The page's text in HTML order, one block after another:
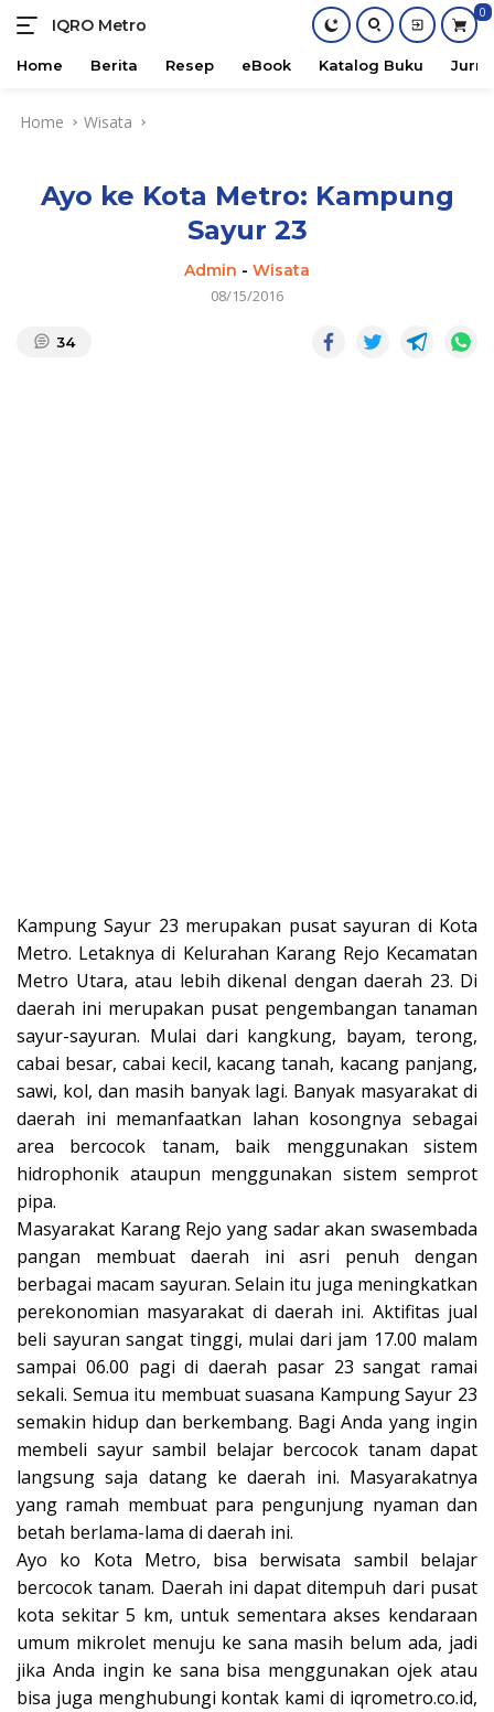
IQRO Metro
Lets
Bright
0
Home Berita Resep eBook Katalog Buku
Home Wisata
Ayo ke Kota Metro: Kampung
Sayur 23
Admin - Wisata
08/15/2016
34
Kampung Sayur 23 merupakan pusat sayuran di Kota
Metro. Letaknya di Kelurahan Karang Rejo Kecamatan
Metro Utara, atau lebih dikenal dengan daerah 23. Di
daerah ini merupakan pusat pengembangan tanaman
sayur-sayuran. Mulai dari kangkung, bayam, terong,
cabai besar, cabai kecil, kacang tanah, kacang panjang,
sawi, kol, dan masih banyak lagi. Banyak masyarakat di
daerah ini memanfaatkan lahan kosongnya sebagai
area bercocok tanam, baik menggunakan sistem
hidrophonik ataupun menggunakan sistem semprot
pipa.
Masyarakat Karang Rejo yang sadar akan swasembada
pangan membuat daerah ini asri penuh dengan
berbagai macam sayuran. Selain itu juga meningkatkan
perekonomian masyarakat di daerah ini. Aktifitas jual
beli sayuran sangat tinggi, mulai dari jam 17.00 malam
sampai 06.00 pagi di daerah pasar 23 sangat ramai
sekali. Semua itu membuat suasana Kampung Sayur 23
semakin hidup dan berkembang. Bagi Anda yang ingin
membeli sayur sambil belajar bercocok tanam dapat
langsung saja datang ke daerah ini. Masyarakatnya
yang ramah membuat para pengunjung nyaman dan
betah berlama-lama di daerah ini.
Ayo ko Kota Metro, bisa berwisata sambil belajar
bercocok tanam. Daerah ini dapat ditempuh dari pusat
kota sekitar 5 km, untuk sementara akses kendaraan
umum mikrolet menuju ke sana masih belum ada, jadi
jika Anda ingin ke sana bisa menggunakan ojek atau
bisa juga menghubungi kontak kami di iqrometro.co.id,